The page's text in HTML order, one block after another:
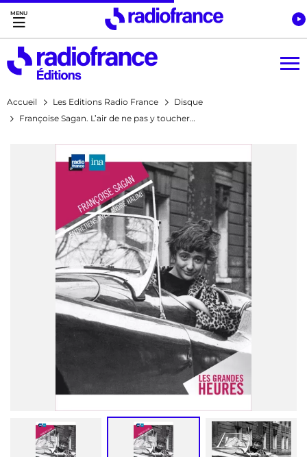
Accès direct :
Menu principal
Contenu
Accueil Les Editions Radio France
Disque
Françoise Sagan. L’air de ne pas y toucher…